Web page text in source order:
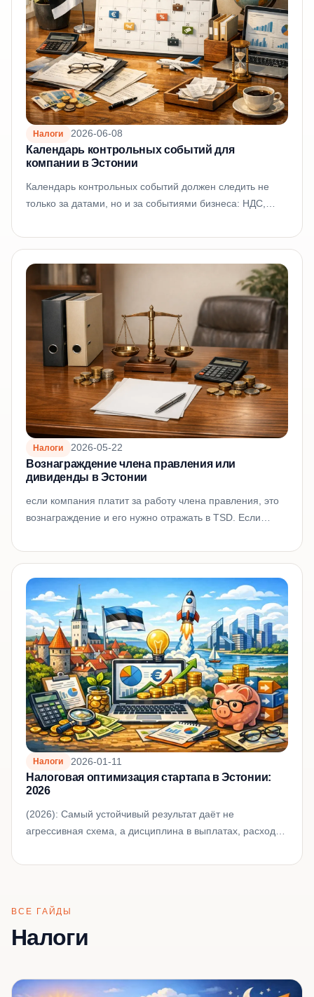
Налоги 2026-06-08
Календарь контрольных событий для
компании в Эстонии
Календарь контрольных событий должен следить не
только за датами, но и за событиями бизнеса: НДС,
продажи и...
Налоги 2026-05-22
Вознаграждение члена правления или
дивиденды в Эстонии
если компания платит за работу члена правления, это
вознаграждение и его нужно отражать в TSD. Если
это дивиденды;...
Налоги 2026-01-11
Налоговая оптимизация стартапа в Эстонии:
2026
(2026): Самый устойчивый результат даёт не
агрессивная схема, а дисциплина в выплатах, расходах
ВСЕ ГАЙДЫ
Налоги